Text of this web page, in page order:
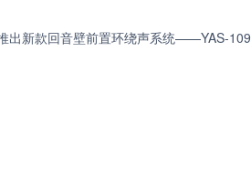
出新款回音壁前置环绕声系统——YAS-109